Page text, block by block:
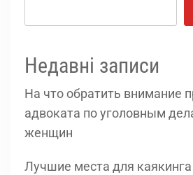
Недавні записи
На что обратить внимание
адвоката по уголовным
женщин
Лучшие места для каякинга